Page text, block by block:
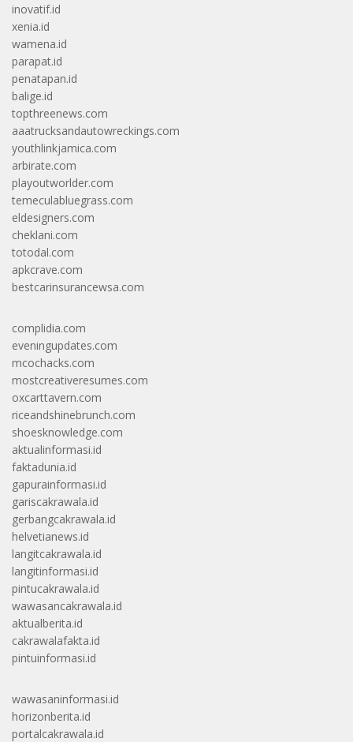
inovatif.id
xenia.id
wamena.id
parapat.id
penatapan.id
balige.id
topthreenews.com
aaatrucksandautowreckings.com
youthlinkjamica.com
arbirate.com
playoutworlder.com
temeculabluegrass.com
eldesigners.com
cheklani.com
totodal.com
apkcrave.com
bestcarinsurancewsa.com
complidia.com
eveningupdates.com
mcochacks.com
mostcreativeresumes.com
oxcarttavern.com
riceandshinebrunch.com
shoesknowledge.com
aktualinformasi.id
faktadunia.id
gapurainformasi.id
gariscakrawala.id
gerbangcakrawala.id
helvetianews.id
langitcakrawala.id
langitinformasi.id
pintucakrawala.id
wawasancakrawala.id
aktualberita.id
cakrawalafakta.id
pintuinformasi.id
wawasaninformasi.id
horizonberita.id
portalcakrawala.id